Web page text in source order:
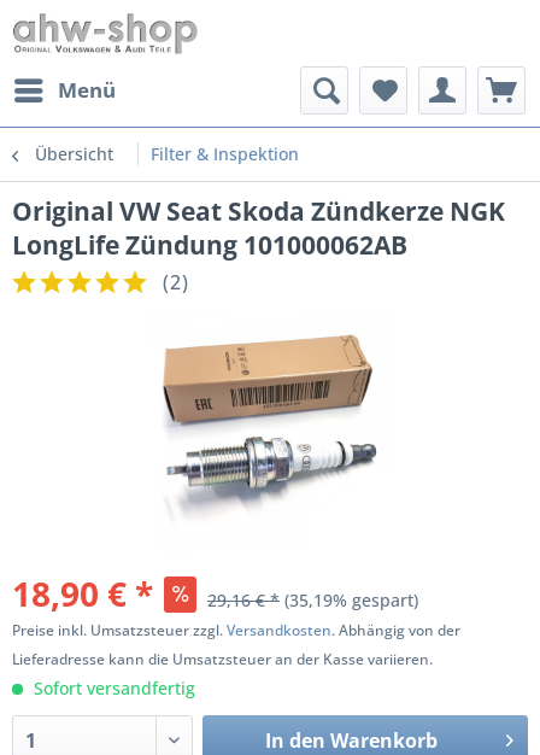
Menü
Übersicht Filter & Inspektion
Original VW Seat Skoda Zündkerze NGK
LongLife Zündung 101000062AB
(2)
18,90 € * 29,16 € * (35,19% gespart)
Preise inkl. Umsatzsteuer zzgl.Versandkosten. Abhängig von der
Lieferadresse kann die Umsatzsteuer an der Kasse variieren.
Sofort versandfertig
In den Warenkorb